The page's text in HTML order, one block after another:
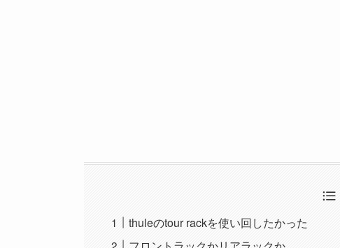
thuleのtour rackを使い回したかった